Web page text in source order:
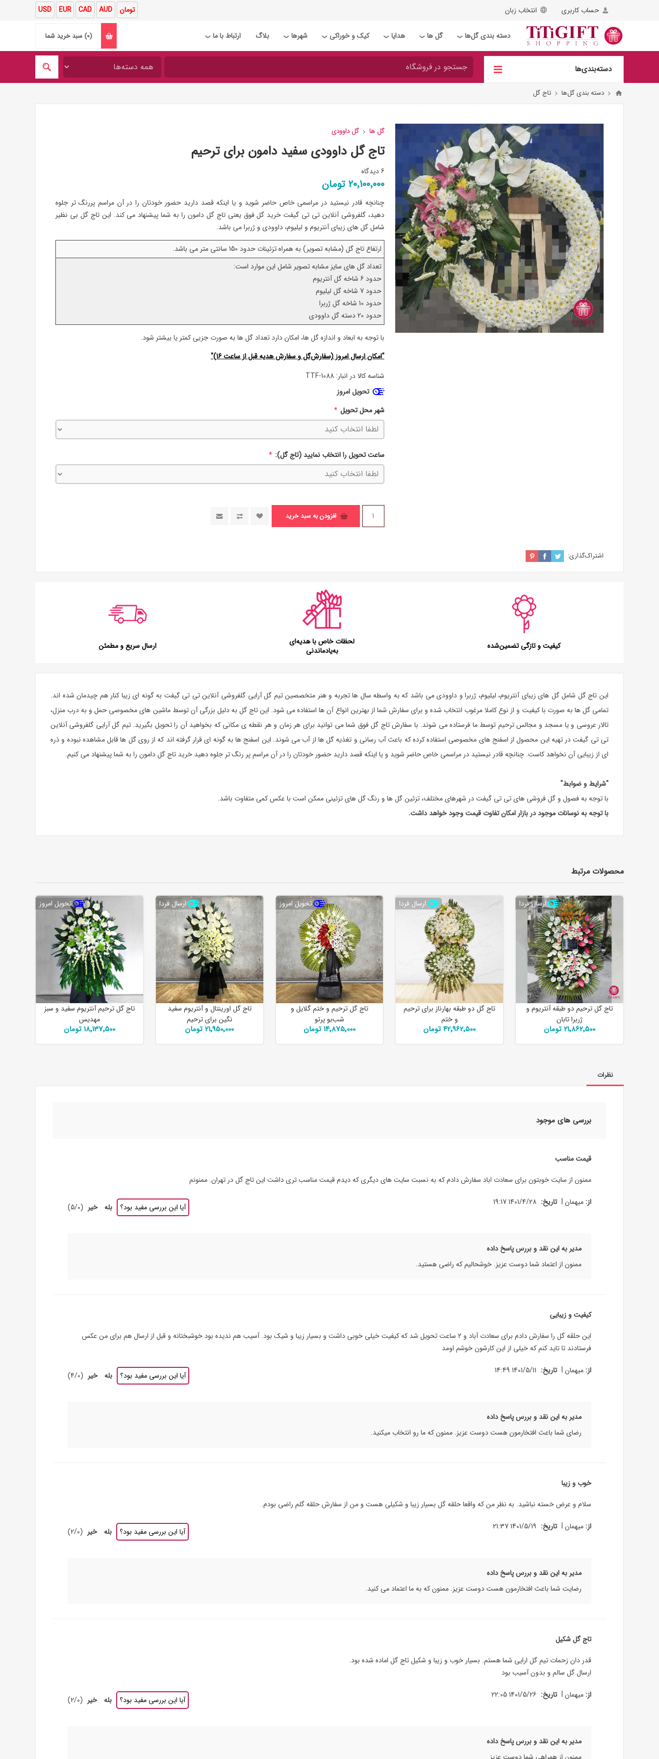
حساب کاربری انتخاب زبان USD EUR CAD AUD تومان
دسته بندی گل‌ها ❯ گل ها ❯ هدایا ❯ کیک و خوراکی ❯ شهرها ❯ بلاگ ارتباط با ما ❯
(0) سبد خرید شما
دسته‌بندی‌ها
دسته بندی گل‌ها تاج گل
گل ها گل داوودی
تاج گل داوودی سفید دامون برای ترحیم
6 دیدگاه
20٬100٬000 تومان
چنانچه قادر نیستید در مراسمی خاص حاضر شوید و یا اینکه قصد دارید حضور خودتان را در آن مراسم پررنگ تر جلوه
دهید، گلفروشی آنلاین تی تی گیفت خرید گل فوق یعنی تاج گل دامون را به شما پیشنهاد می کند. این تاج گل بی نظیر
شامل گل های زیبای آنتریوم و لیلیوم، داوودی و ژربرا می باشد.
ارتفاع تاج گل (مشابه تصویر) به همراه تزئینات حدود 150 سانتی متر می باشد.
تعداد گل های سایز مشابه تصویر شامل این موارد است:
حدود 6 شاخه گل آنتریوم
حدود 7 شاخه گل لیلیوم
حدود 10 شاخه گل ژربرا
حدود 20 دسته گل داوودی
با توجه به ابعاد و اندازه گل ها، امکان دارد تعداد گل ها به صورت جزیی کمتر یا بیشتر شود.
"امکان ارسال امروز (سفارش‌گل و سفارش هدیه قبل از ساعت 16)"
شناسه کالا در انبار: TTF-1088
تحویل امروز
شهر محل تحویل *
ساعت تحویل را انتخاب نمایید (تاج گل): *
افزودن به سبد خرید
اشتراک‌گذاری:
کیفیت و تازگی تضمین‌شده
لحظات خاص با هدیه‌ای
به‌یادماندنی
ارسال سریع و مطمئن
این تاج گل شامل گل های زیبای آنتریوم، لیلیوم، ژربرا و داوودی می باشد که به واسطه سال ها تجربه و هنر متخصصین تیم گل آرایی گلفروشی آنلاین تی تی گیفت به گونه ای زیبا کنار هم چیدمان شده اند.
تمامی گل ها به صورت با کیفیت و از نوع کاملا مرغوب انتخاب شده و برای سفارش شما از بهترین انواع آن ها استفاده می شود. این تاج گل به دلیل بزرگی آن توسط ماشین های مخصوصی حمل و به درب منزل،
تالار عروسی و یا مسجد و مجالس ترحیم توسط ما فرستاده می شوند. با سفارش تاج گل فوق شما می توانید برای هر زمان و هر نقطه ی مکانی که بخواهید آن را تحویل بگیرید. تیم گل آرایی گلفروشی آنلاین
تی تی گیفت در تهیه این محصول از اسفنج های مخصوصی استفاده کرده که باعث آب رسانی و تغذیه گل ها از آب می شوند. این اسفنج ها به گونه ای قرار گرفته اند که از روی گل ها قابل مشاهده نبوده و ذره
ای از زیبایی آن نخواهد کاست. چنانچه قادر نیستید در مراسمی خاص حاضر شوید و یا اینکه قصد دارید حضور خودتان را در آن مراسم پر رنگ تر جلوه دهید خرید تاج گل دامون را به شما پیشنهاد می کنیم.
"شرایط و ضوابط"
با توجه به فصول و گل فروشی های تی تی گیفت در شهرهای مختلف، تزئین گل ها و رنگ گل های تزئینی ممکن است با عکس کمی متفاوت باشد.
با توجه به نوسانات موجود در بازار امکان تفاوت قیمت وجود خواهد داشت.
محصولات مرتبط
ارسال فردا
تاج گل ترحیم دو طبقه آنتریوم و
ژربرا تابان
21٬862٬500 تومان
ارسال فردا
تاج گل دو طبقه بهارناز برای ترحیم
و ختم
42٬962٬500 تومان
تحویل امروز
تاج گل ترحیم و ختم گلایل و
شب‌بو پرتو
14٬875٬000 تومان
ارسال فردا
تاج گل اورینتال و آنتریوم سفید
نگین برای ترحیم
21٬950٬000 تومان
تحویل امروز
تاج گل ترحیم آنتریوم سفید و سبز
مهدیس
18٬137٬500 تومان
نظرات
بررسی های موجود
قیمت مناسب
ممنون از سایت خوبتون برای سعادت اباد سفارش دادم که به نسبت سایت های دیگری که دیدم قیمت مناسب تری داشت این تاج گل در تهران. ممنونم
از: میهمان | تاریخ: 1401/4/28 19:17
آیا این بررسی مفید بود؟ بله خیر (
5/0
)
مدیر به این نقد و بررس پاسخ داده
ممنون از اعتماد شما دوست عزیز. خوشحالیم که راضی هستید.
کیفیت و زیبایی
این حلقه گل را سفارش دادم برای سعادت آباد و 2 ساعت تحویل شد که کیفیت خیلی خوبی داشت و بسیار زیبا و شیک بود. آسیب هم ندیده بود خوشبختانه و قبل از ارسال هم برای من عکس
فرستادند تا تاید کنم که خیلی از این کارشون خوشم اومد
از: میهمان | تاریخ: 1401/5/11 14:49
آیا این بررسی مفید بود؟ بله خیر (
4/0
)
مدیر به این نقد و بررس پاسخ داده
رضای شما باعث افتخارمون هست دوست عزیز. ممنون که ما رو انتخاب میکنید.
خوب و زیبا
سلام و عرض خسته نباشید. به نظر من که واقعا حلقه گل بسیار زیبا و شکیلی هست و من از سفارش حلقه گلم راضی بودم.
از: میهمان | تاریخ: 1401/5/19 21:37
آیا این بررسی مفید بود؟ بله خیر (
2/0
)
مدیر به این نقد و بررس پاسخ داده
رضایت شما باعث افتخارمون هست دوست عزیز. ممنون که به ما اعتماد می کنید.
تاج گل شکیل
قدر دان زحمات تیم گل ارایی شما هستم. بسیار خوب و زیبا و شکیل تاج گل اماده شده بود.
ارسال گل سالم و بدون آسیب بود
از: میهمان | تاریخ: 1401/5/26 22:05
آیا این بررسی مفید بود؟ بله خیر (
2/0
)
مدیر به این نقد و بررس پاسخ داده